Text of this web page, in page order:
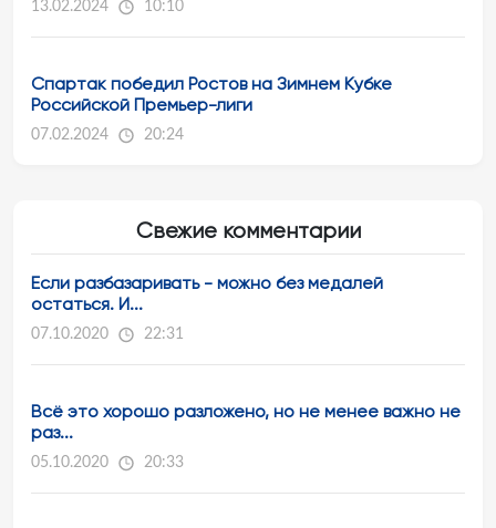
13.02.2024 10:10
Спартак победил Ростов на Зимнем Кубке
Российской Премьер-лиги
07.02.2024 20:24
Свежие комментарии
Если разбазаривать - можно без медалей
остаться. И...
07.10.2020 22:31
Всё это хорошо разложено, но не менее важно не
раз...
05.10.2020 20:33